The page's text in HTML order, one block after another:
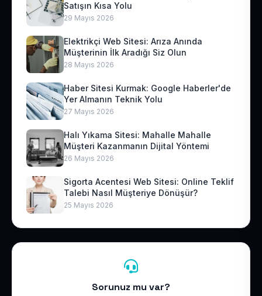
Satışın Kısa Yolu
29 Mayıs 2026
Elektrikçi Web Sitesi: Arıza Anında
Müşterinin İlk Aradığı Siz Olun
28 Mayıs 2026
Haber Sitesi Kurmak: Google Haberler'de
Yer Almanın Teknik Yolu
27 Mayıs 2026
Halı Yıkama Sitesi: Mahalle Mahalle
Müşteri Kazanmanın Dijital Yöntemi
26 Mayıs 2026
Sigorta Acentesi Web Sitesi: Online Teklif
Talebi Nasıl Müşteriye Dönüşür?
25 Mayıs 2026
Sorunuz mu var?